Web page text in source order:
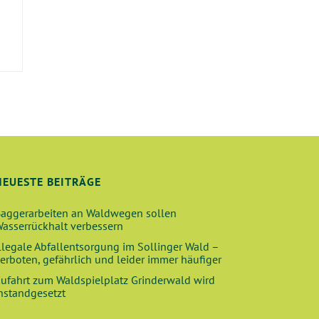
BEITRÄGE
an Waldwegen sollen
verbessern
Abfallentsorgung im Sollinger Wald –
gefährlich und leider immer häufiger
zum Waldspielplatz Grinderwald wird